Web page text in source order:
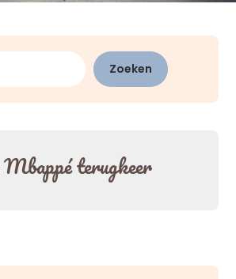
Zoeken
Mbappé terugkeer